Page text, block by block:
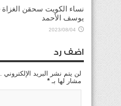
نساء الكويت سحقن الغزاة
يوسف الأحمد
2023/08/04
اضف رد
لن يتم نشر البريد
مشار لها بـ *